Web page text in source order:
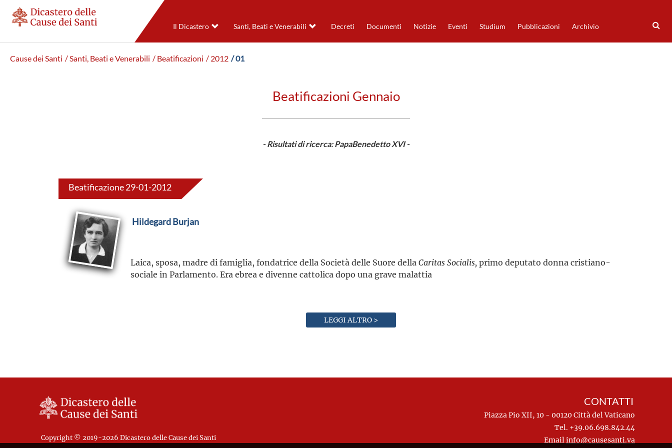
Il Dicastero Santi, Beati e Venerabili Decreti Documenti Notizie Eventi Studium Pubblicazioni Archivio
Cause dei Santi / Santi, Beati e Venerabili / Beatificazioni / 2012 / 01
Beatificazioni Gennaio
- Risultati di ricerca: PapaBenedetto XVI -
Beatificazione 29-01-2012
Hildegard Burjan
Laica, sposa, madre di famiglia, fondatrice della Società delle Suore della Caritas Socialis, primo deputato donna cristiano-
sociale in Parlamento. Era ebrea e divenne cattolica dopo una grave malattia
LEGGI ALTRO >
Copyright © 2019-2026 Dicastero delle Cause dei Santi
CONTATTI
Piazza Pio XII, 10 - 00120 Città del Vaticano
Tel. +39.06.698.842.44
Emailinfo@causesanti.va